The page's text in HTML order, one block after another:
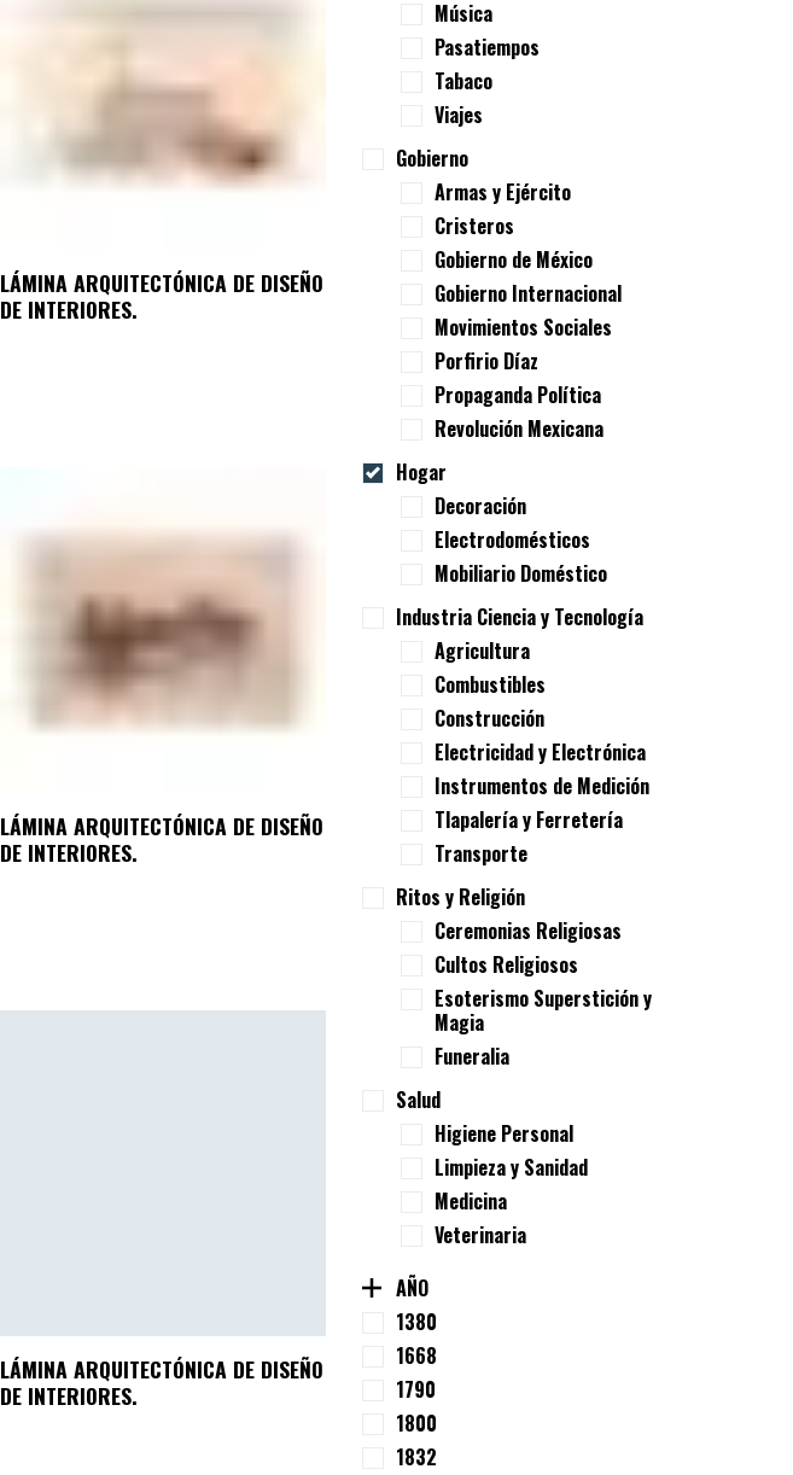
LÁMINA ARQUITECTÓNICA DE DISEÑO
DE INTERIORES.
LÁMINA ARQUITECTÓNICA DE DISEÑO
DE INTERIORES.
LÁMINA ARQUITECTÓNICA DE DISEÑO
DE INTERIORES.
Música
Pasatiempos
Tabaco
Viajes
Gobierno
Armas y Ejército
Cristeros
Gobierno de México
Gobierno Internacional
Movimientos Sociales
Porfirio Díaz
Propaganda Política
Revolución Mexicana
Hogar
Decoración
Electrodomésticos
Mobiliario Doméstico
Industria Ciencia y Tecnología
Agricultura
Combustibles
Construcción
Electricidad y Electrónica
Instrumentos de Medición
Tlapalería y Ferretería
Transporte
Ritos y Religión
Ceremonias Religiosas
Cultos Religiosos
Esoterismo Superstición y
Magia
Funeralia
Salud
Higiene Personal
Limpieza y Sanidad
Medicina
Veterinaria
AÑO
1380
1668
1790
1800
1832